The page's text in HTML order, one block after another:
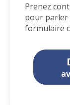
Prenez
pour
formulaire